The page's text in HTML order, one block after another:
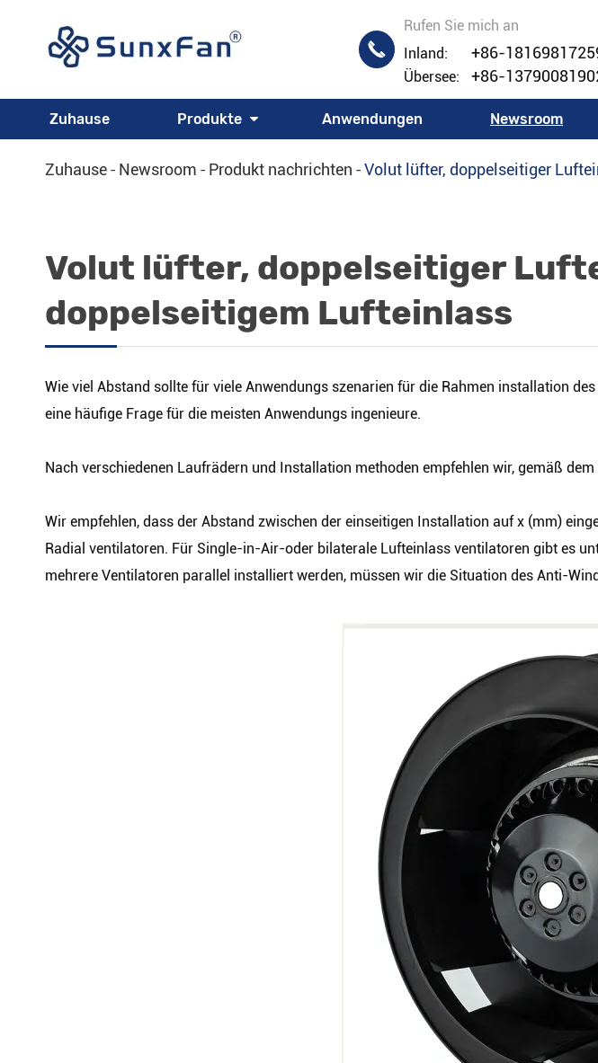

Rufen Sie mich an
Inland:
+86-
Übersee: +86-
Zuhause Produkte Anwendungen Newsroom
Zuhause Newsroom Produkt nachrichten Volut lüfter, doppelseitiger
Volut lüfter, doppelseitiger
doppelseitigem Lufteinlass
Wie viel Abstand sollte für viele Anwendungs szenarien für die Rahmen installation
eine häufige Frage für die meisten Anwendungs ingenieure.
Nach verschiedenen Laufrädern und Installation methoden empfehlen wir, gemäß
Wir empfehlen, dass der Abstand zwischen der einseitigen Installation auf x (mm)
Radial ventilatoren. Für Single-in-Air-oder bilaterale Lufteinlass ventilatoren gibt es
mehrere Ventilatoren parallel installiert werden, müssen wir die Situation des Anti-